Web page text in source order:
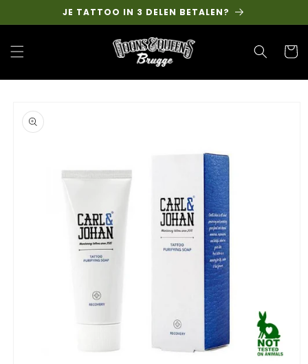
content
JE TATTOO IN 3 DELEN BETALEN?
Cart
product
information